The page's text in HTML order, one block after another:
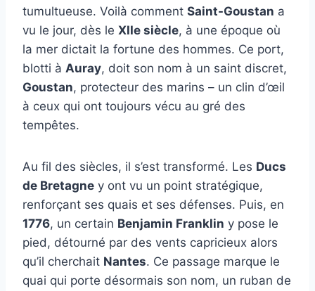
tumultueuse. Voilà comment Saint-Goustan a
vu le jour, dès le XIIe siècle, à une époque où
la mer dictait la fortune des hommes. Ce port,
blotti à Auray, doit son nom à un saint discret,
Goustan, protecteur des marins – un clin d’œil
à ceux qui ont toujours vécu au gré des
tempêtes.
Au fil des siècles, il s’est transformé. Les Ducs
de Bretagne y ont vu un point stratégique,
renforçant ses quais et ses défenses. Puis, en
1776, un certain Benjamin Franklin y pose le
pied, détourné par des vents capricieux alors
qu’il cherchait Nantes. Ce passage marque le
quai qui porte désormais son nom, un ruban de